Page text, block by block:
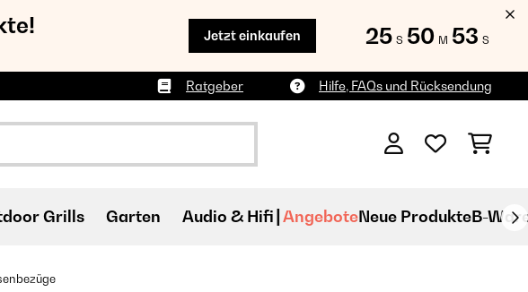
Jetzt einkaufen 25 S 50 M 52 S
Ratgeber Hilfe, FAQs und Rücksendung
Grills Garten Audio & Hifi AngeboteNeue ProdukteB-